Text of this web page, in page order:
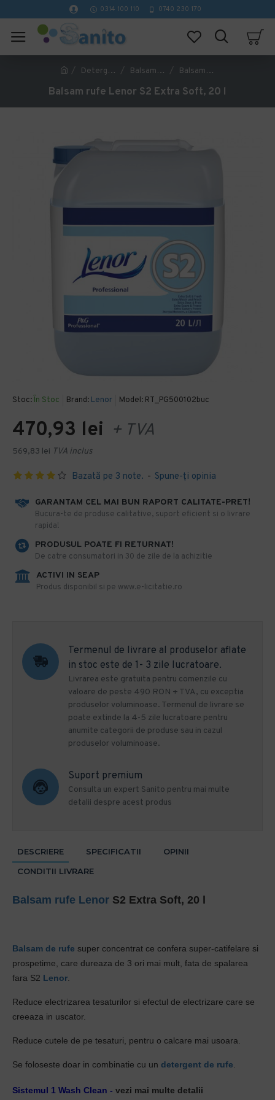
0314 100 110 0740 230 170
Detergenti profesionali curatenie Balsam rufe Balsam rufe Lenor S2 Extra Soft, 20 l
Balsam rufe Lenor S2 Extra Soft, 20 l
Stoc: În Stoc Brand: Lenor Model: RT_PG500102buc
Bazată pe 3 note. - Spune-ţi opinia
470,93 lei + TVA
569,83 lei TVA inclus
GARANTAM CEL MAI BUN RAPORT CALITATE-PRET!
​Bucura-te de produse calitative, suport eficient si o livrare
rapida!
PRODUSUL POATE FI RETURNAT!
De catre consumatori in 30 de zile de la achizitie
ACTIVI IN SEAP
Produs disponibil si pe www.e-licitatie.ro
Termenul de livrare al produselor aflate
in stoc este de 1- 3 zile lucratoare.
Livrarea este gratuita pentru comenzile cu
valoare de peste 490 RON + TVA, cu exceptia
produselor voluminoase. Termenul de livrare se
poate extinde la 4-5 zile lucratoare pentru
anumite categorii de produse sau in cazul
produselor voluminoase.
Suport premium
Consulta un expert Sanito pentru mai multe
detalii despre acest produs
DESCRIERE SPECIFICATII
OPINII
CONDITII LIVRARE
Balsam rufe Lenor S2 Extra Soft, 20 l
Balsam de rufe super concentrat ce confera super-catifelare si
prospetime, care dureaza de 3 ori mai mult, fata de spalarea
fara S2 Lenor
Reduce electrizarea tesaturilor si efectul de electrizare care se
creeaza in uscator.
Reduce cutele de pe tesaturi, pentru o calcare mai usoara.
Se foloseste doar in combinatie cu un detergent de rufe
Sistemul 1 Wash Clean - vezi mai multe detalii